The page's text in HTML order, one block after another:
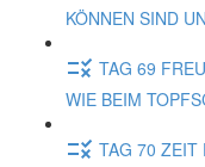
KÖNNEN SIND
TAG 69
WIE BEIM
TAG 70 ZEIT